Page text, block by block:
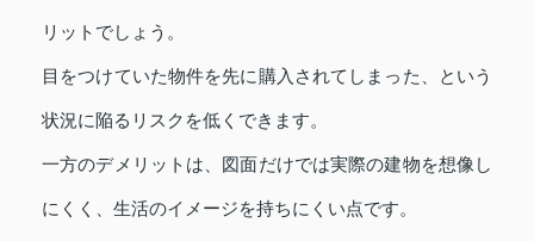
リットでしょう。
目をつけていた物件を先に購入されてしまった、という
状況に陥るリスクを低くできます。
一方のデメリットは、図面だけでは実際の建物を想像し
にくく、生活のイメージを持ちにくい点です。